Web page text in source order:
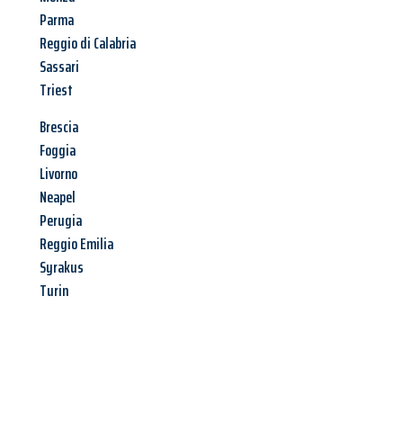
Parma
Reggio di Calabria
Sassari
Triest
Brescia
Foggia
Livorno
Neapel
Perugia
Reggio Emilia
Syrakus
Turin